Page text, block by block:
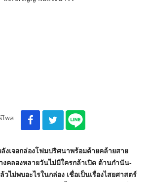
โพส
งเจอกล่องโฟมปริศนาพร้อมด้ายคล้ายสาย
คลองหลายวันไม่มีใครกล้าเปิด ด้านกำนัน-
ไม่พบอะไรในกล่อง เชื่อเป็นเรื่องไสยศาสตร์